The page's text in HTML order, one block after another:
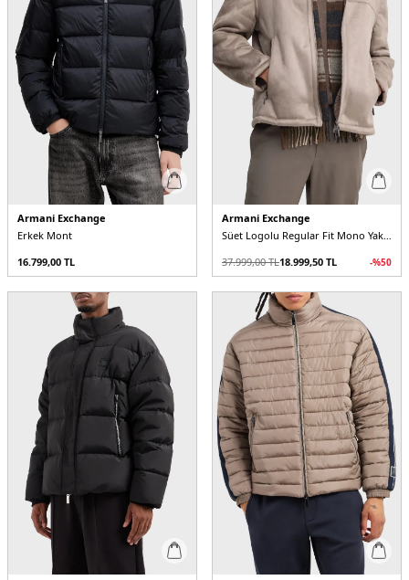
Armani Exchange
Erkek Mont
16.799,00 TL
Armani Exchange
Süet Logolu Regular Fit Mono Yaka Erkek Mont
37.999,00TL18.999,50 TL -%50